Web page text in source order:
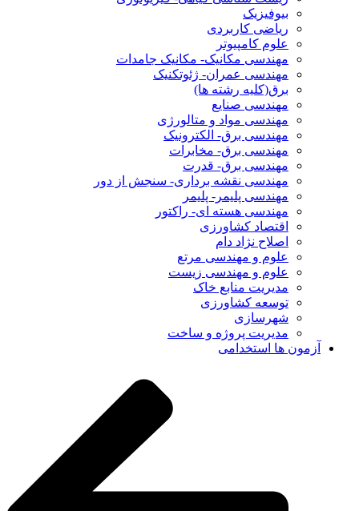
بیوفیزیک
ریاضی کاربردی
علوم کامپیوتر
مهندسی مکانیک- مکانیک جامدات
مهندسی عمران- ژئوتکنیک
برق(کلیه رشته ها)
مهندسی صنایع
مهندسی مواد و متالورژی
مهندسی برق- الکترونیک
مهندسی برق- مخابرات
مهندسی برق- قدرت
مهندسی نقشه برداری- سنجش از دور
مهندسی پلیمر- پلیمر
مهندسی هسته ای- راکتور
اقتصاد کشاورزی
اصلاح نژاد دام
علوم و مهندسی مرتع
علوم و مهندسی زیست
مدیریت منابع خاک
توسعه کشاورزی
شهرسازی
مدیریت پروژه و ساخت
آزمون ها استخدامی